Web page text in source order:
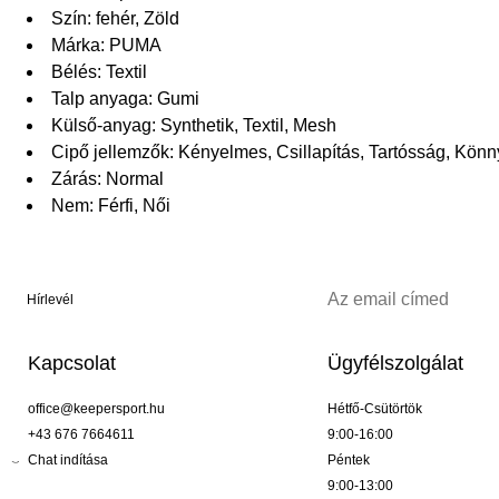
Szín: fehér, Zöld
Márka: PUMA
Bélés: Textil
Talp anyaga: Gumi
Külső-anyag: Synthetik, Textil, Mesh
Cipő jellemzők: Kényelmes, Csillapítás, Tartósság,
Zárás: Normal
Nem: Férfi, Női
Hírlevél
Kapcsolat
office@keepersport.hu
+43 676 7664611
Chat indítása
Ügyfélszolgálat
Hétfő-Csütörtök
9:00-16:00
Péntek
9:00-13:00